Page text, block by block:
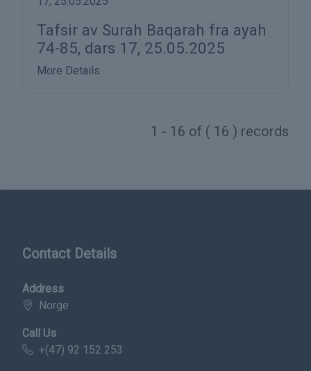
Tafsir av Surah Baqarah fra ayah
74-85, dars 17, 25.05.2025
More Details
1 - 16 of ( 16 ) records
Contact Details
Address
Norge
Call Us
+(47) 92 152 253